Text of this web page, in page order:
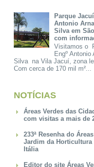
Parque
Antonio
Silva em
com
Visitamos o
Engº
Silva na Vila Jacuí, zona
Com cerca de 170 mil m²...
NOTÍCIAS
Áreas Verdes das
com visitas a mais de
233ª Resenha do
Jardim da Horticultura
Itália
Editor do site Áreas